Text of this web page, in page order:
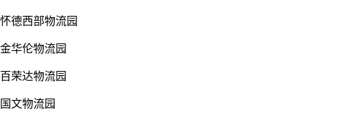
怀德西部物流园
金华伦物流园
百荣达物流园
国文物流园